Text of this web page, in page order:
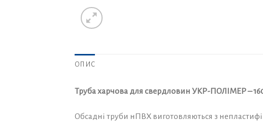
ОПИС
Труба харчова для свердловин УКР-ПОЛІМЕР –
Обсадні труби нПВХ виготовляються з